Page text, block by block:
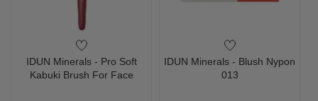
IDUN Minerals - Pro Soft
Kabuki Brush For Face
IDUN Minerals - Blush Nypon
013